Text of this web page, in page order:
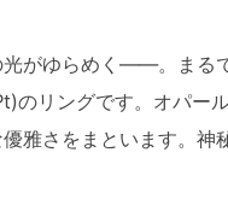
がゆらめく――。まる
のリングです。オパー
雅さをまといます。神